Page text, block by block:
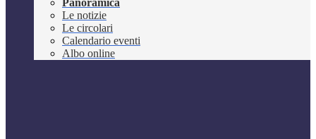
Panoramica
Le notizie
Le circolari
Calendario eventi
Albo online